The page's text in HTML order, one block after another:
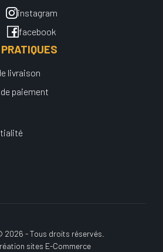
instagram
facebook
livraison
paiement
2026 - Tous droits réservés.
sites E-Commerce